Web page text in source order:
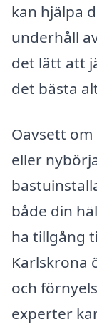
kan hjälpa
underhåll
det lätt att
det bästa
Oavsett
eller
både din
ha tillgång
Karlskrona
och
experter